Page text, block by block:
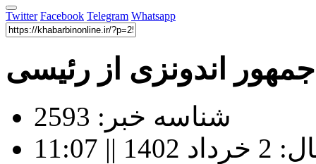
Twitter Facebook Telegram Whatsapp
اندونزی از رئیسی
شناسه خبر: 2593